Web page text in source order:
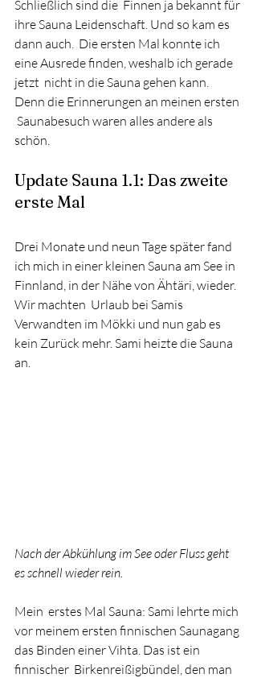
Schließlich sind die  Finnen ja bekannt für
ihre Sauna Leidenschaft. Und so kam es
dann auch.  Die ersten Mal konnte ich
eine Ausrede finden, weshalb ich gerade
jetzt  nicht in die Sauna gehen kann.
Denn die Erinnerungen an meinen ersten
Saunabesuch waren alles andere als
schön.
Update Sauna 1.1: Das zweite
erste Mal
Drei Monate und neun Tage später fand
ich mich in einer kleinen Sauna am See in
Finnland, in der Nähe von Ähtäri, wieder.
Wir machten  Urlaub bei Samis
Verwandten im Mökki und nun gab es
kein Zurück mehr. Sami heizte die Sauna
an.
Nach der Abkühlung im See oder Fluss geht
es schnell wieder rein.
Mein  erstes Mal Sauna: Sami lehrte mich
vor meinem ersten finnischen Saunagang
das Binden einer Vihta. Das ist ein
finnischer  Birkenreißigbündel, den man